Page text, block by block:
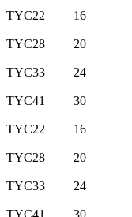
TYC22
16
TYC28
20
TYC33
24
TYC41
30
TYC22
16
TYC28
20
TYC33
24
TYC41
30